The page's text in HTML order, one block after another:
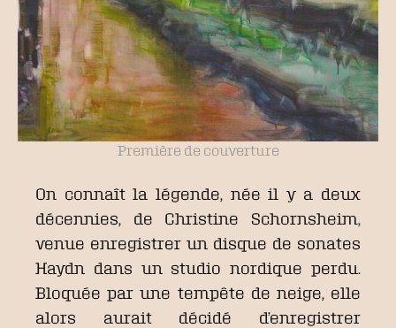
Première de couverture
On connaît la légende, née il y a deux
décennies, de Christine Schornsheim,
venue enregistrer un disque de sonates
Haydn dans un studio nordique perdu.
Bloquée par une tempête de neige, elle
alors aurait décidé d’enregistrer